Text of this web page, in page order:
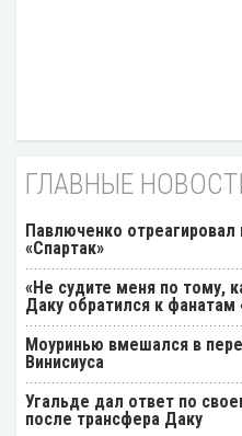
ГЛАВНЫЕ
Павлюченко отреагировал
«Спартак»
«Не судите меня по тому,
Даку обратился к фанатам
Моуринью вмешался в
Винисиуса
Угальде дал ответ по
после трансфера Даку